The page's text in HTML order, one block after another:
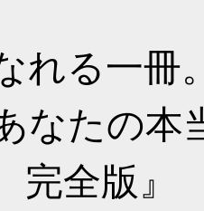
れる一冊
たの本
全版』